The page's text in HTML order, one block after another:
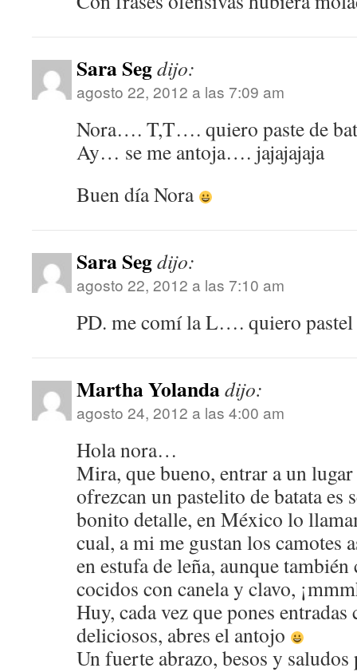
Sara Segdijo:
agosto 22, 2012 a las 7:09 am
Nora…. T,T…. quiero paste de
Ay… se me antoja…. jajajajaja
Buen día Nora
Sara Segdijo:
agosto 22, 2012 a las 7:10 am
PD. me comí la L…. quiero pastel
Martha Yolandadijo:
agosto 24, 2012 a las 4:00 am
Hola nora…
Mira, que bueno, entrar a un
ofrezcan un pastelito de batata es
bonito detalle, en México lo
cual, a mi me gustan los camotes
en estufa de leña, aunque
cocidos con canela y clavo,
Huy, cada vez que pones entradas
deliciosos, abres el antojo
Un fuerte abrazo, besos y